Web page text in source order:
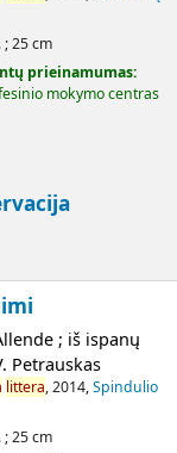
25 cm
prieinamumas:
mokymo centras
; iš ispanų
Petrauskas
littera, 2014,Spindulio
25 cm